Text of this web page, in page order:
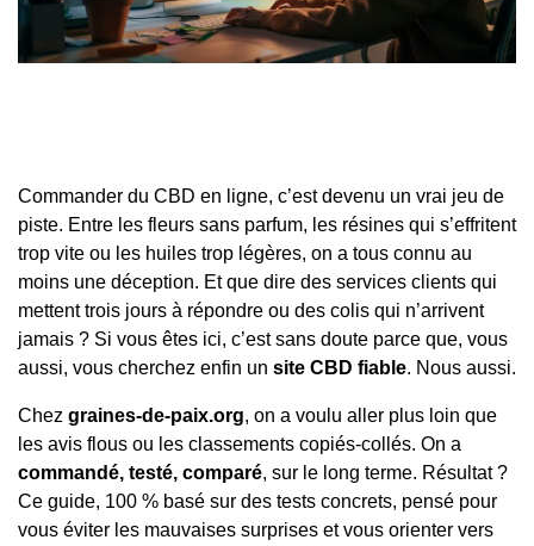
Commander du CBD en ligne, c’est devenu un vrai jeu de
piste. Entre les fleurs sans parfum, les résines qui s’effritent
trop vite ou les huiles trop légères, on a tous connu au
moins une déception. Et que dire des services clients qui
mettent trois jours à répondre ou des colis qui n’arrivent
jamais ? Si vous êtes ici, c’est sans doute parce que, vous
aussi, vous cherchez enfin un site CBD fiable. Nous aussi.
Chez graines-de-paix.org, on a voulu aller plus loin que
les avis flous ou les classements copiés-collés. On a
commandé, testé, comparé, sur le long terme. Résultat ?
Ce guide, 100 % basé sur des tests concrets, pensé pour
vous éviter les mauvaises surprises et vous orienter vers